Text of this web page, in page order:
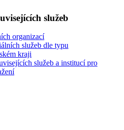
služeb
organizací
služeb dle typu
kraji
služeb a institucí pro